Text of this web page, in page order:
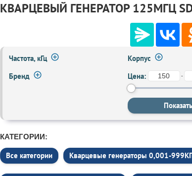
КВАРЦЕВЫЙ ГЕНЕРАТОР 125МГЦ
Частота, кГц Корпус
Бренд
Цена: -
КАТЕГОРИИ:
Все категории Кварцевые генераторы 0,001-